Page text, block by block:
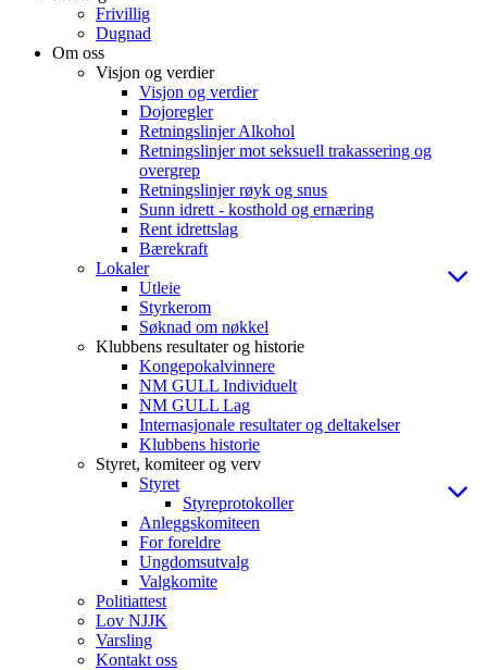
Frivillig
Dugnad
Om oss
Visjon og verdier
Visjon og verdier
Dojoregler
Retningslinjer Alkohol
Retningslinjer mot seksuell trakassering og
overgrep
Retningslinjer røyk og snus
Sunn idrett - kosthold og ernæring
Rent idrettslag
Bærekraft
Lokaler
Utleie
Styrkerom
Søknad om nøkkel
Klubbens resultater og historie
Kongepokalvinnere
NM GULL Individuelt
NM GULL Lag
Internasjonale resultater og deltakelser
Klubbens historie
Styret, komiteer og verv
Styret
Styreprotokoller
Anleggskomiteen
For foreldre
Ungdomsutvalg
Valgkomite
Politiattest
Lov NJJK
Varsling
Kontakt oss